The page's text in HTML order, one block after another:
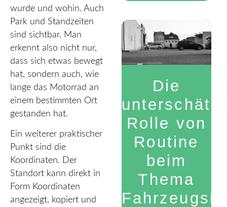
wurde und wohin. Auch
Park und Standzeiten
sind sichtbar. Man
erkennt also nicht nur,
dass sich etwas bewegt
hat, sondern auch, wie
lange das Motorrad an
einem bestimmten Ort
gestanden hat.
Ein weiterer praktischer
Punkt sind die
Koordinaten. Der
Standort kann direkt in
Form Koordinaten
angezeigt, kopiert und
Die
Rolle von
Routine
beim
Thema